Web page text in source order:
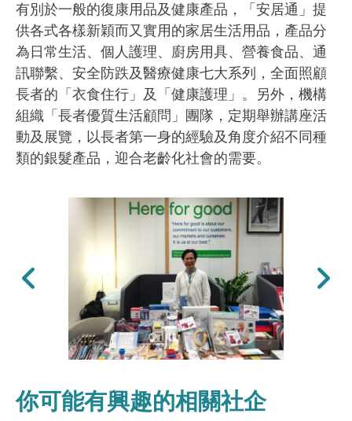
有別於一般的復康用品及健康產品，「安居通」提
供各式各樣新穎而又實用的家居生活用品，產品分
為日常生活、個人護理、廚房用具、營養食品、通
訊聯繫、安全防跌及醫療健康七大系列，全面照顧
長者的「衣食住行」及「健康護理」。另外，機構
組織「長者優質生活顧問」團隊，定期舉辦講座活
動及展覽，以長者第一身的經驗及角度介紹不同種
類的銀髮產品，迎合老齡化社會的需要。
下一張
你可能有興趣的相關社企